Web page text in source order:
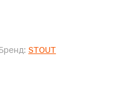
STOUT